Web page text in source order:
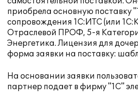
приобрела основную поставку
сопровождения 1С:ИТС (или
Отраслевой ПРОФ, 5-я
Энергетика. Лицензия для
форма заявки на поставку:
На основании заявки
партнер подает в фирму "1С"